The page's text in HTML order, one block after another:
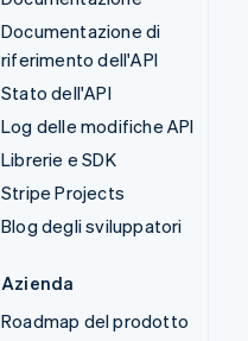
Documentazione di
riferimento dell'API
Stato dell'API
Log delle modifiche API
Librerie e SDK
Stripe Projects
Blog degli sviluppatori
Azienda
Roadmap del prodotto